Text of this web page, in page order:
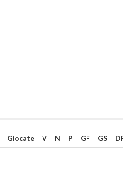
Giocate V N P GF GS DR